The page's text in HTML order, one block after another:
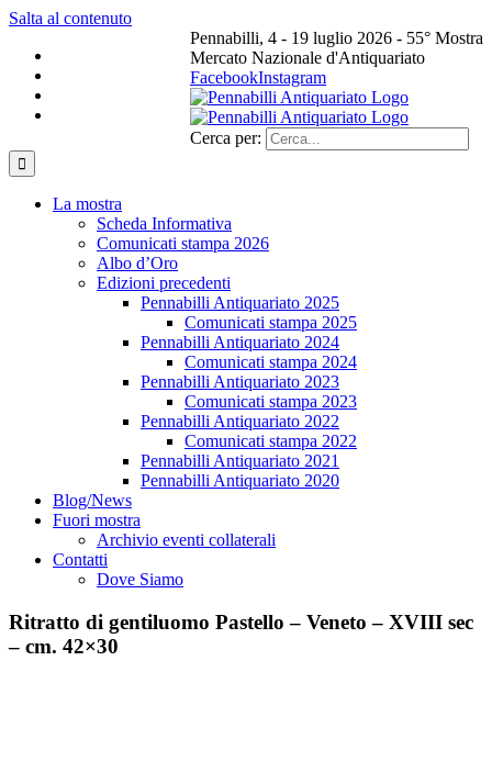
Salta al contenuto
Pennabilli, 4 - 19 luglio 2026 - 55° Mostra
Mercato Nazionale d'Antiquariato
FacebookInstagram
Cerca per:
La mostra
Scheda Informativa
Comunicati stampa 2026
Albo d’Oro
Edizioni precedenti
Pennabilli Antiquariato 2025
Comunicati stampa 2025
Pennabilli Antiquariato 2024
Comunicati stampa 2024
Pennabilli Antiquariato 2023
Comunicati stampa 2023
Pennabilli Antiquariato 2022
Comunicati stampa 2022
Pennabilli Antiquariato 2021
Pennabilli Antiquariato 2020
Blog/News
Fuori mostra
Archivio eventi collaterali
Contatti
Dove Siamo
Ritratto di gentiluomo Pastello – Veneto – XVIII sec
– cm. 42×30